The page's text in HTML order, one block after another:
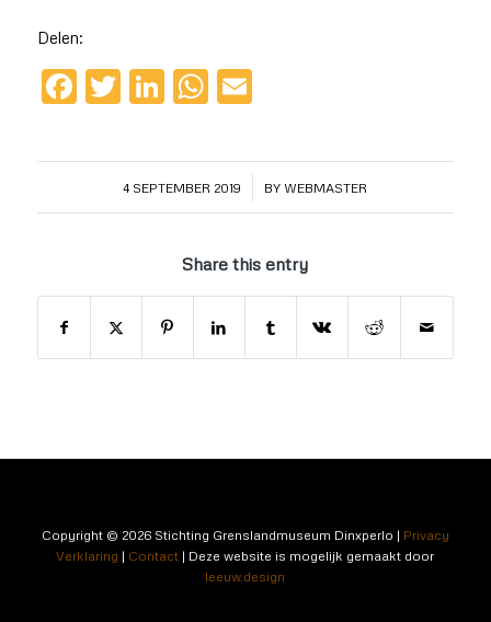
Delen:
Facebook
Twitter
LinkedIn
WhatsApp
Email
4 SEPTEMBER 2019
/ BYWEBMASTER
Share this entry
Copyright © 2026 Stichting Grenslandmuseum Dinxperlo | Privacy
Verklaring | Contact | Deze website is mogelijk gemaakt door
leeuw.design